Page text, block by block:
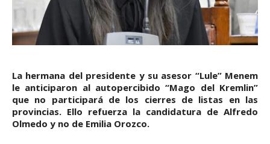
La hermana del presidente y su asesor “Lule” Menem
le anticiparon al autopercibido “Mago del Kremlin”
que no participará de los cierres de listas en las
provincias. Ello refuerza la candidatura de Alfredo
Olmedo y no de Emilia Orozco.